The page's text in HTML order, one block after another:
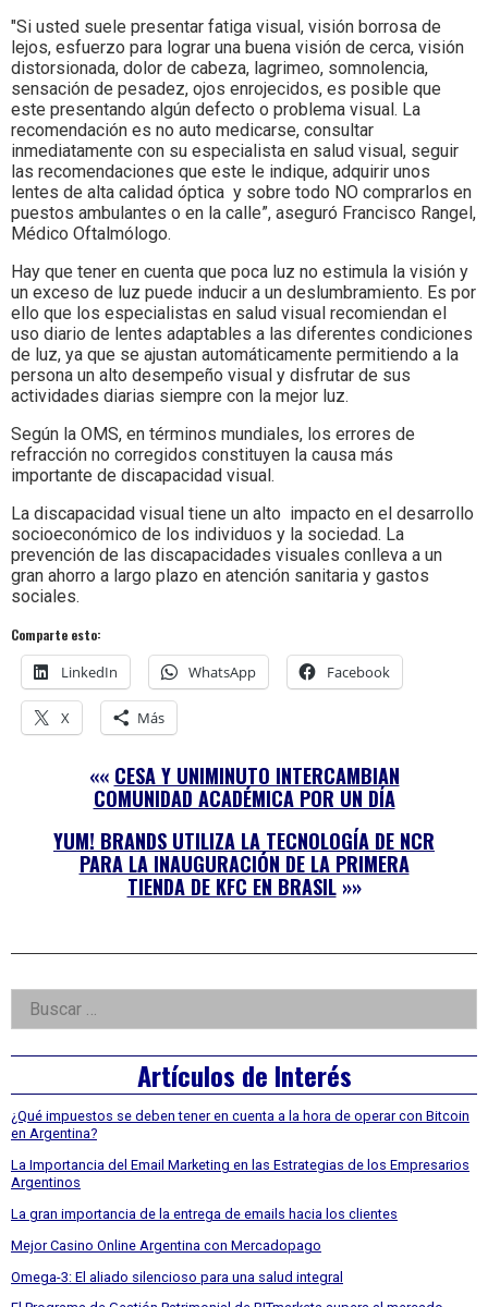
"Si usted suele presentar fatiga visual, visión borrosa de
lejos, esfuerzo para lograr una buena visión de cerca, visión
distorsionada, dolor de cabeza, lagrimeo, somnolencia,
sensación de pesadez, ojos enrojecidos, es posible que
este presentando algún defecto o problema visual. La
recomendación es no auto medicarse, consultar
inmediatamente con su especialista en salud visual, seguir
las recomendaciones que este le indique, adquirir unos
lentes de alta calidad óptica y sobre todo NO comprarlos en
puestos ambulantes o en la calle”, aseguró Francisco Rangel,
Médico Oftalmólogo.
Hay que tener en cuenta que poca luz no estimula la visión y
un exceso de luz puede inducir a un deslumbramiento. Es por
ello que los especialistas en salud visual recomiendan el
uso diario de lentes adaptables a las diferentes condiciones
de luz, ya que se ajustan automáticamente permitiendo a la
persona un alto desempeño visual y disfrutar de sus
actividades diarias siempre con la mejor luz.
Según la OMS, en términos mundiales, los errores de
refracción no corregidos constituyen la causa más
importante de discapacidad visual.
La discapacidad visual tiene un alto impacto en el desarrollo
socioeconómico de los individuos y la sociedad. La
prevención de las discapacidades visuales conlleva a un
gran ahorro a largo plazo en atención sanitaria y gastos
sociales.
Comparte esto:
LinkedIn WhatsApp Facebook
X Más
«« CESA Y UNIMINUTO INTERCAMBIAN
COMUNIDAD ACADÉMICA POR UN DÍA
YUM! BRANDS UTILIZA LA TECNOLOGÍA DE NCR
PARA LA INAUGURACIÓN DE LA PRIMERA
TIENDA DE KFC EN BRASIL»»
Right
Asides
Buscar:
Artículos de Interés
¿Qué impuestos se deben tener en cuenta a la hora de operar con Bitcoin
en Argentina?
La Importancia del Email Marketing en las Estrategias de los Empresarios
Argentinos
La gran importancia de la entrega de emails hacia los clientes
Mejor Casino Online Argentina con Mercadopago
Omega-3: El aliado silencioso para una salud integral